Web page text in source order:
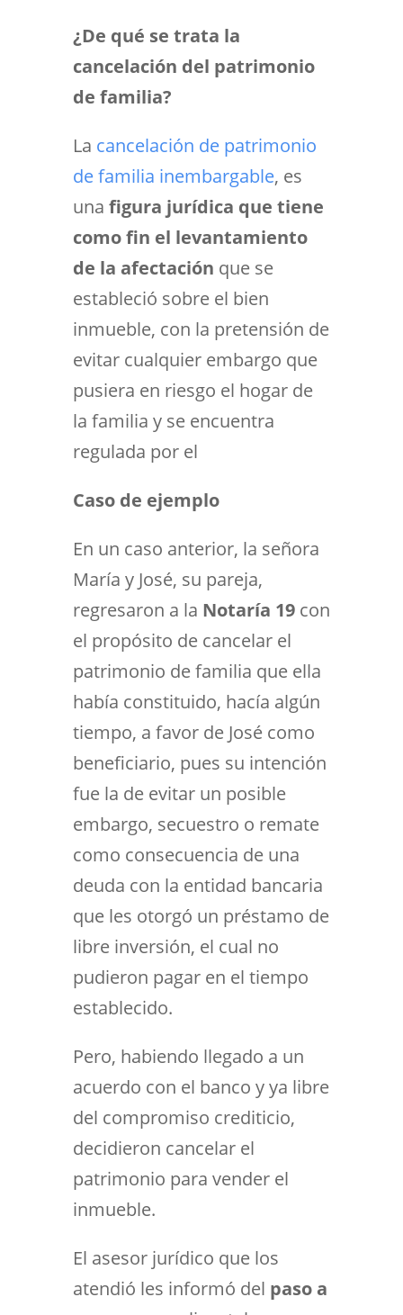
¿De qué se trata la
cancelación del patrimonio
de familia?
La cancelación de patrimonio
de familia inembargable, es
una figura jurídica que tiene
como fin el levantamiento
de la afectación que se
estableció sobre el bien
inmueble, con la pretensión de
evitar cualquier embargo que
pusiera en riesgo el hogar de
la familia y se encuentra
regulada por el
Caso de ejemplo
En un caso anterior, la señora
María y José, su pareja,
regresaron a la Notaría 19con
el propósito de cancelar el
patrimonio de familia que ella
había constituido, hacía algún
tiempo, a favor de José como
beneficiario, pues su intención
fue la de evitar un posible
embargo, secuestro o remate
como consecuencia de una
deuda con la entidad bancaria
que les otorgó un préstamo de
libre inversión, el cual no
pudieron pagar en el tiempo
establecido.
Pero, habiendo llegado a un
acuerdo con el banco y ya libre
del compromiso crediticio,
decidieron cancelar el
patrimonio para vender el
inmueble.
El asesor jurídico que los
atendió les informó del paso a